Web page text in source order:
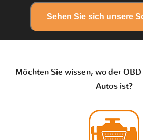
Sehen Sie sich unsere
Möchten Sie wissen, wo der
Autos ist?